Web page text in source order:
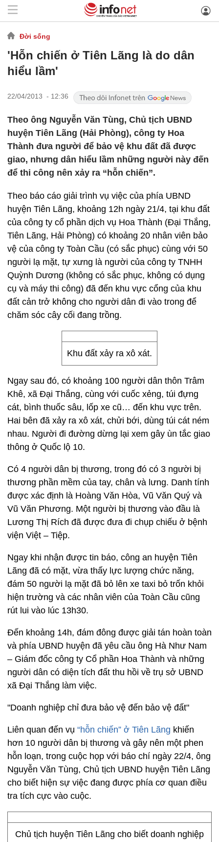
Đời sống
'Hỗn chiến ở Tiên Lãng là do dân
hiểu lầm'
22/04/2013 - 12:36
Theo ông Nguyễn Văn Tùng, Chủ tịch UBND
huyện Tiên Lãng (Hải Phòng), công ty Hoa
Thành đưa người để bảo vệ khu đất đã được
giao, nhưng dân hiểu lầm những người này đến
để thi công nên xảy ra “hỗn chiến”.
Theo báo cáo giải trình vụ việc của phía UBND
huyện Tiên Lãng, khoảng 12h ngày 21/4, tại khu đất
của công ty cổ phần dịch vụ Hoa Thành (Đại Thắng,
Tiên Lãng, Hải Phòng) có khoảng 20 nhân viên bảo
vệ của công ty Toàn Cầu (có sắc phục) cùng với 50
người lạ mặt, tự xưng là người của công ty TNHH
Quỳnh Dương (không có sắc phục, không có dụng
cụ và máy thi công) đã đến khu vực cổng của khu
đất cản trở không cho người dân đi vào trong để
chăm sóc cây cối đang trồng.
Khu đất xảy ra xô xát.
Ngay sau đó, có khoảng 100 người dân thôn Trâm
Khê, xã Đại Thắng, cùng với cuốc xẻng, túi đựng
cát, bình thuốc sâu, lốp xe cũ… đến khu vực trên.
Hai bên đã xảy ra xô xát, chửi bới, dùng túi cát ném
nhau. Người đi đường dừng lại xem gây ùn tắc giao
thông ở Quốc lộ 10.
Có 4 người dân bị thương, trong đó có 3 người bị
thương phần mềm của tay, chân và lưng. Danh tính
được xác định là Hoàng Văn Hòa, Vũ Văn Quý và
Vũ Văn Phương. Một người bị thương vào đầu là
Lương Thị Rích đã được đưa đi chụp chiếu ở bệnh
viện Việt – Tiệp.
Ngay khi nhận được tin báo, công an huyện Tiên
Lãng đã có mặt, vừa thấy lực lượng chức năng,
đám 50 người lạ mặt đã bỏ lên xe taxi bỏ trốn khỏi
hiện trường và các nhân viên của Toàn Cầu cũng
rút lui vào lúc 13h30.
Đến khoảng 14h, đám đông được giải tán hoàn toàn
và phía UBND huyện đã yêu cầu ông Hà Như Nam
– Giám đốc công ty Cổ phần Hoa Thành và những
người dân có diện tích đất thu hồi về trụ sở UBND
xã Đại Thắng làm việc.
"Doanh nghiệp chỉ đưa bảo vệ đến bảo vệ đất"
Liên quan đến vụ “hỗn chiến” ở Tiên Lãng khiến
hơn 10 người dân bị thương và gây nên một phen
hỗn loạn, trong cuộc họp với báo chí ngày 22/4, ông
Nguyễn Văn Tùng, Chủ tịch UBND huyện Tiên Lãng
cho biết hiện sự việc đang được phía cơ quan điều
tra tích cực vào cuộc.
Chủ tịch huyện Tiên Lãng cho biết doanh nghiệp